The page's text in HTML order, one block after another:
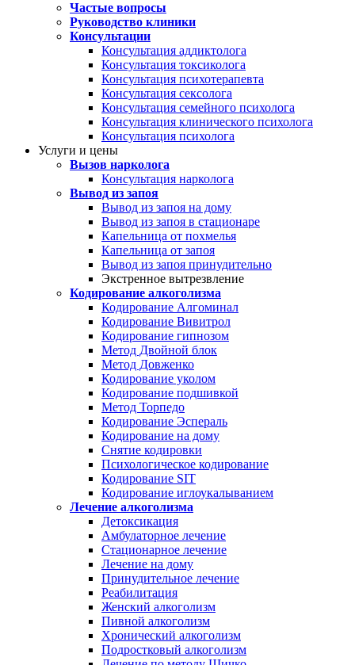
Частые вопросы
Руководство клиники
Консультации
Консультация аддиктолога
Консультация токсиколога
Консультация психотерапевта
Консультация сексолога
Консультация семейного психолога
Консультация клинического психолога
Консультация психолога
Услуги и цены
Вызов нарколога
Консультация нарколога
Вывод из запоя
Вывод из запоя на дому
Вывод из запоя в стационаре
Капельница от похмелья
Капельница от запоя
Вывод из запоя принудительно
Экстренное вытрезвление
Кодирование алкоголизма
Кодирование Алгоминал
Кодирование Вивитрол
Кодирование гипнозом
Метод Двойной блок
Метод Довженко
Кодирование уколом
Кодирование подшивкой
Метод Торпедо
Кодирование Эспераль
Кодирование на дому
Снятие кодировки
Психологическое кодирование
Кодирование SIT
Кодирование иглоукалыванием
Лечение алкоголизма
Детоксикация
Амбулаторное лечение
Стационарное лечение
Лечение на дому
Принудительное лечение
Реабилитация
Женский алкоголизм
Пивной алкоголизм
Хронический алкоголизм
Подростковый алкоголизм